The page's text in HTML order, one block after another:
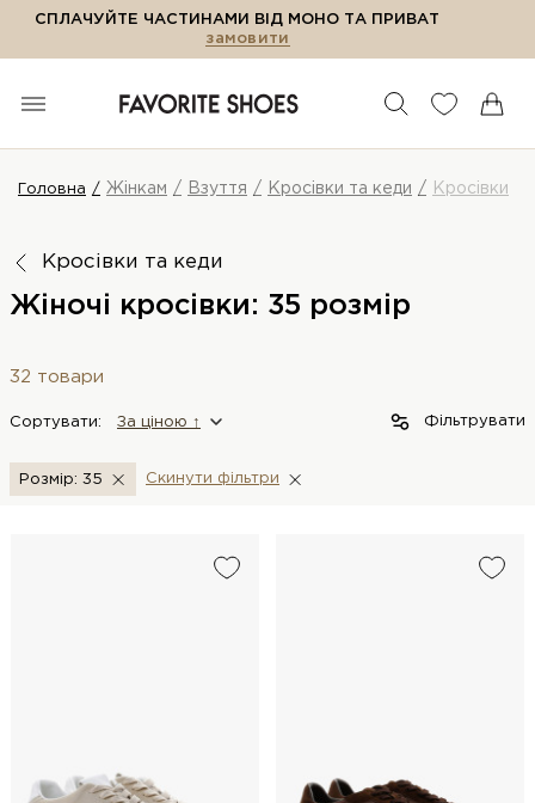
СПЛАЧУЙТЕ ЧАСТИНАМИ ВІД МОНО ТА ПРИВАТ
замовити
Головна Жінкам Взуття Кросівки та кеди Кросівки
Кросівки та кеди
Жіночі кросівки: 35 розмір
32 товари
Сортувати: За цiною ↑ Фільтрувати
Розмір: 35 Скинути фiльтри